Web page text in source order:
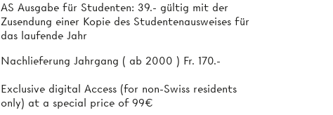
AS Ausgabe für Studenten: 39.- gültig mit der
Zusendung einer Kopie des Studentenausweises für
das laufende Jahr
Nachlieferung Jahrgang ( ab 2000 ) Fr. 170.-
Exclusive digital Access (for non-Swiss residents
only) at a special price of 99€